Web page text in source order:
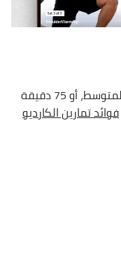
ينصح الخبراء بـ150 دقيقة من الكارديو المتوسط، أو 75 دقيقة
فوائد تمارين الكارديو